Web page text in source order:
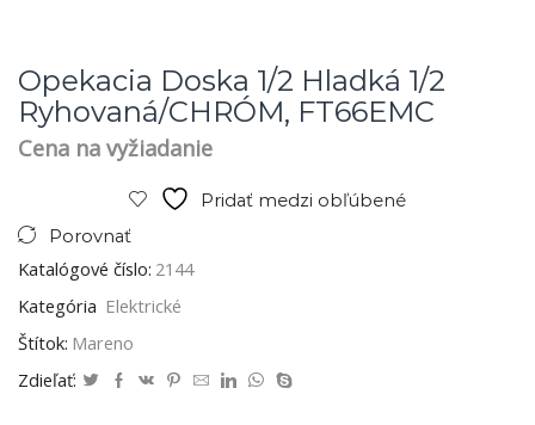
Opekacia Doska 1/2 Hladká 1/2
Ryhovaná/CHRÓM, FT66EMC
Cena na vyžiadanie
Pridať medzi obľúbené
Porovnať
Katalógové číslo: 2144
Kategória Elektrické
Štítok: Mareno
Zdieľať: